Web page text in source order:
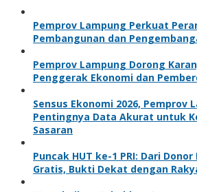
Pemprov Lampung Perkuat
Pembangunan dan
Pemprov Lampung Dorong
Penggerak Ekonomi dan
Sensus Ekonomi 2026, Pemprov
Pentingnya Data Akurat untuk
Sasaran
Puncak HUT ke-1 PRI: Dari
Gratis, Bukti Dekat dengan